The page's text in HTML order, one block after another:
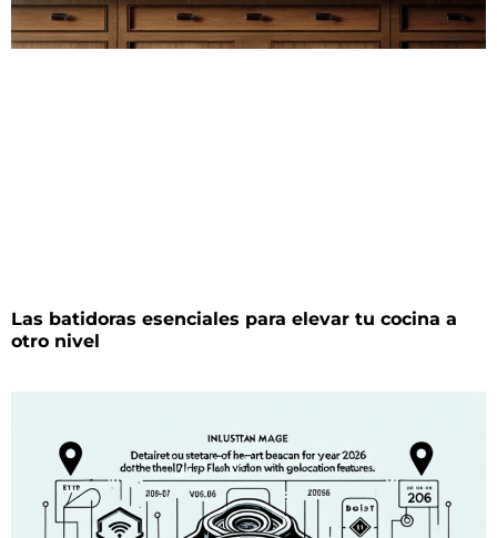
Las batidoras esenciales para elevar tu cocina a
otro nivel